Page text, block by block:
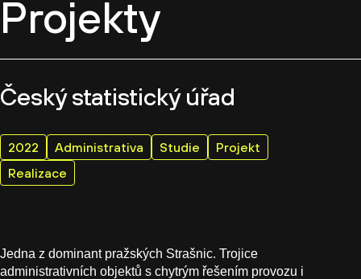
Projekty
Český statistický úřad
2022 Administrativa Studie
Projekt
Realizace
Jedna z dominant pražských Strašnic. Trojice
administrativních objektů s chytrým řešením provozu i